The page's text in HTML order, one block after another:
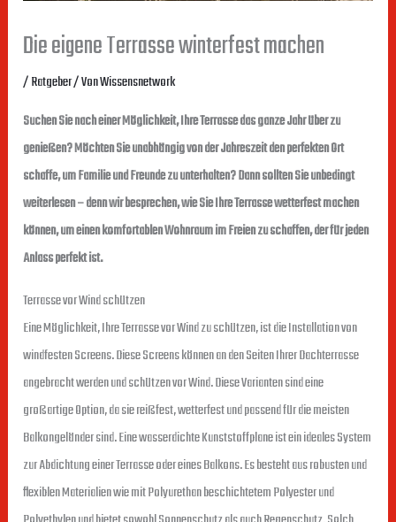
Die eigene Terrasse winterfest machen
/Ratgeber/ VonWissensnetwork
Suchen Sie nach einer Möglichkeit, Ihre Terrasse das ganze Jahr über zu
genießen? Möchten Sie unabhängig von der Jahreszeit den perfekten Ort
schaffe, um Familie und Freunde zu unterhalten? Dann sollten Sie unbedingt
weiterlesen – denn wir besprechen, wie Sie Ihre Terrasse wetterfest machen
können, um einen komfortablen Wohnraum im Freien zu schaffen, der für jeden
Anlass perfekt ist.
Terrasse vor Wind schützen
Eine Möglichkeit, Ihre Terrasse vor Wind zu schützen, ist die Installation von
windfesten Screens. Diese Screens können an den Seiten Ihrer Dachterrasse
angebracht werden und schützen vor Wind. Diese Varianten sind eine
großartige Option, da sie reißfest, wetterfest und passend für die meisten
Balkongeländer sind. Eine wasserdichte Kunststoffplane ist ein ideales System
zur Abdichtung einer Terrasse oder eines Balkons. Es besteht aus robusten und
flexiblen Materialien wie mit Polyurethan beschichtetem Polyester und